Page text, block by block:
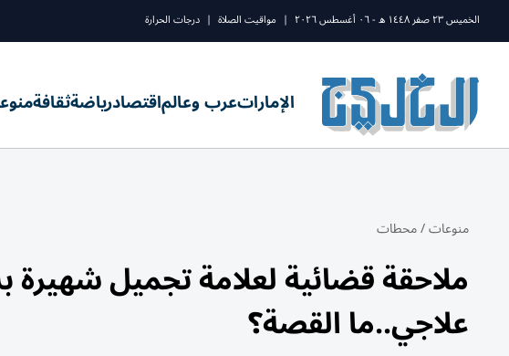
الخميس ٢٣ صفر ١٤٤٨ ه - ٠٦ أغسطس ٢٠٢٦ | مواقيت الصلاة | درجات الحرارة
الإماراتعرب وعالماقتصادرياضةثقافة
منوعات/محطات
ملاحقة قضائية لعلامة تجميل
علاجي..ما القصة؟